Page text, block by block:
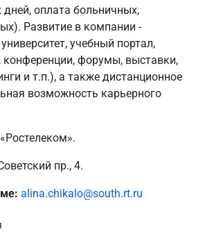
оплата больничных,
Развитие в компании -
учебный портал,
конференции, форумы, выставки,
и т.п.), а также дистанционное
возможность карьерного
пр., 4.
alina.chikalo@south.rt.ru